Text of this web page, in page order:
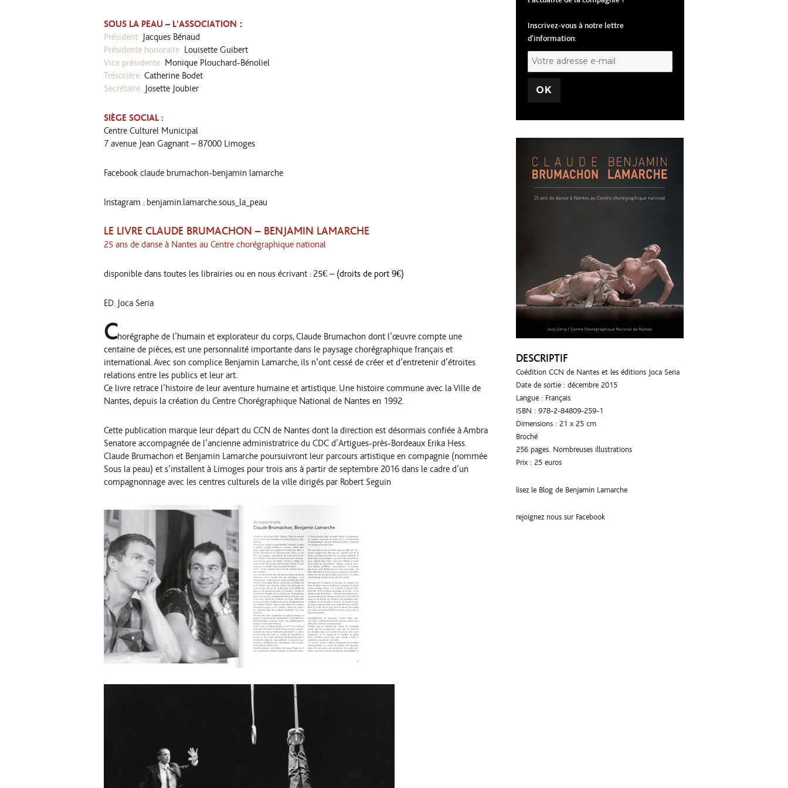
SOUS LA PEAU – L’ASSOCIATION :
Président Jacques Bénaud
Présidente honoraire Louisette Guibert
Vice présidente Monique Plouchard-Bénoliel
Trésorière Catherine Bodet
Secrétaire Josette Joubier
SIÈGE SOCIAL :
Centre Culturel Municipal
7 avenue Jean Gagnant – 87000 Limoges
Facebook claude brumachon-benjamin lamarche
Instagram : benjamin.lamarche.sous_la_peau
LE LIVRE CLAUDE BRUMACHON – BENJAMIN LAMARCHE
25 ans de danse à Nantes au Centre chorégraphique national
disponible dans toutes les librairies ou en nous écrivant : 25€ – (droits de port 9€)
ED. Joca Seria
Chorégraphe de l’humain et explorateur du corps, Claude Brumachon dont l’œuvre compte une
centaine de pièces, est une personnalité importante dans le paysage chorégraphique français et
international. Avec son complice Benjamin Lamarche, ils n’ont cessé de créer et d’entretenir d’étroites
relations entre les publics et leur art.
Ce livre retrace l’histoire de leur aventure humaine et artistique. Une histoire commune avec la Ville de
Nantes, depuis la création du Centre Chorégraphique National de Nantes en 1992.
Cette publication marque leur départ du CCN de Nantes dont la direction est désormais confiée à Ambra
Senatore accompagnée de l’ancienne administratrice du CDC d’Artigues-près-Bordeaux Erika Hess.
Claude Brumachon et Benjamin Lamarche poursuivront leur parcours artistique en compagnie (nommée
Sous la peau) et s’installent à Limoges pour trois ans à partir de septembre 2016 dans le cadre d’un
compagnonnage avec les centres culturels de la ville dirigés par Robert Seguin
Inscrivez-vous à notre lettre
d'information:
DESCRIPTIF
Coédition CCN de Nantes et les éditions Joca Seria
Date de sortie : décembre 2015
Langue : Français
ISBN : 978-2-84809-259-1
Dimensions : 21 x 25 cm
Broché
256 pages. Nombreuses illustrations
Prix : 25 euros
lisez le Blog de Benjamin Lamarche
rejoignez nous sur Facebook